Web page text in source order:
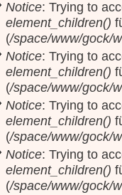
Notice: Trying to
element_children()
(/space/www/gock/
Notice: Trying to
element_children()
(/space/www/gock/
Notice: Trying to
element_children()
(/space/www/gock/
Notice: Trying to
element_children()
(/space/www/gock/